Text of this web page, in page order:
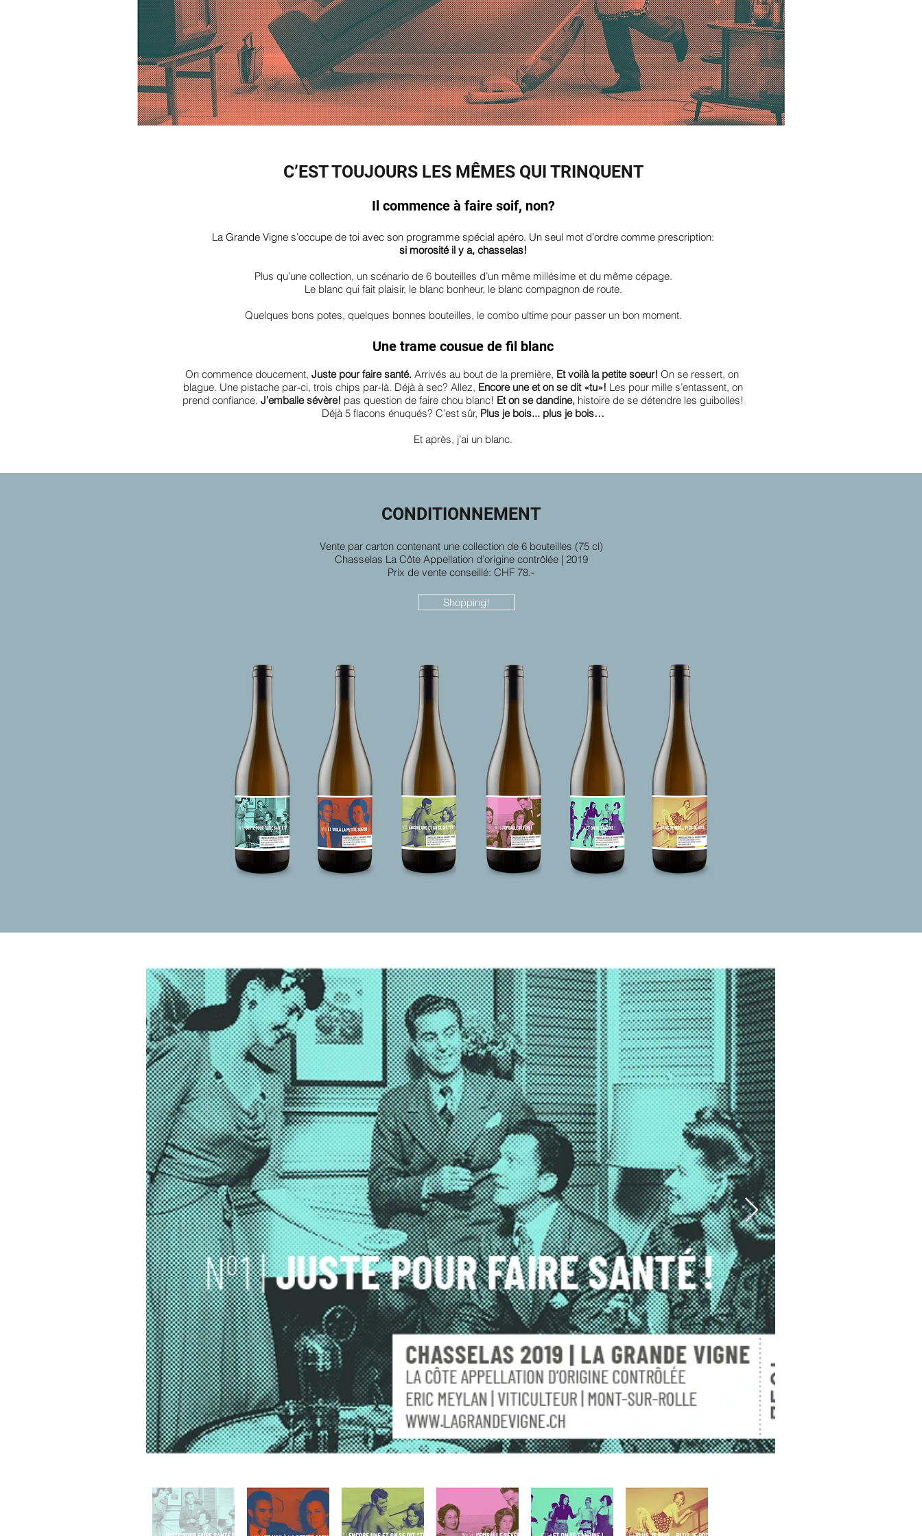
C’EST TOUJOURS LES MÊMES QUI TRINQUENT
Il commence à faire soif, non?
La Grande Vigne s’occupe de toi avec son programme spécial apéro. Un seul mot d’ordre comme prescription:
si morosité il y a, chasselas!
Plus qu’une collection, un scénario de 6 bouteilles d’un même millésime et du même cépage.
Le blanc qui fait plaisir, le blanc bonheur, le blanc compagnon de route.
Quelques bons potes, quelques bonnes bouteilles, le combo ultime pour passer un bon moment.
Une trame cousue de fil blanc
On commence doucement, Juste pour faire santé.Arrivés au bout de la première, Et voilà la petite soeur! On se ressert, on
blague. Une pistache par-ci, trois chips par-là. Déjà à sec? Allez, Encore une et on se dit «tu»! Les pour mille s’entassent, on
prend confiance. J’emballe sévère! pas question de faire chou blanc! Et on se dandine, histoire de se détendre les guibolles!
Déjà 5 flacons énuqués? C’est sûr, Plus je bois... plus je bois…
Et après, j’ai un blanc.
CONDITIONNEMENT
Vente par carton contenant une collection de 6 bouteilles (75 cl)
Chasselas La Côte Appellation d’origine contrôlée | 2019
Prix de vente conseillé: CHF 78.-
Shopping!